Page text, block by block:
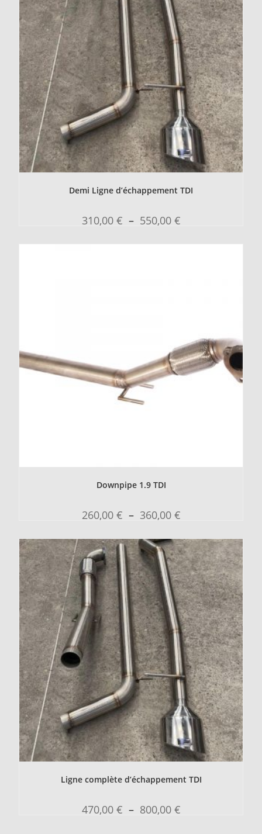
Demi Ligne d’échappement TDI
310,00 € – 550,00 €
Downpipe 1.9 TDI
260,00 € – 360,00 €
Ligne complète d’échappement TDI
470,00 € – 800,00 €